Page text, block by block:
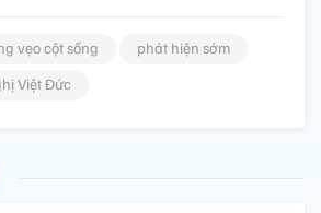
vẹo cột sống
phát hiện sớm
Việt Đức